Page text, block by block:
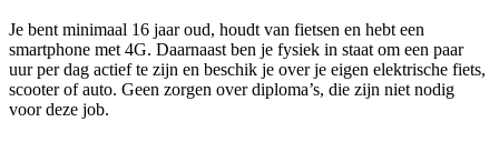
Je bent minimaal 16 jaar oud, houdt van fietsen en hebt een
smartphone met 4G. Daarnaast ben je fysiek in staat om een paar
uur per dag actief te zijn en beschik je over je eigen elektrische fiets,
scooter of auto. Geen zorgen over diploma’s, die zijn niet nodig
voor deze job.